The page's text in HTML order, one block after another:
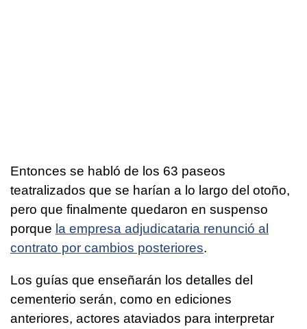
Entonces se habló de los 63 paseos
teatralizados que se harían a lo largo del otoño,
pero que finalmente quedaron en suspenso
porque la empresa adjudicataria renunció al
contrato por cambios posteriores.
Los guías que enseñarán los detalles del
cementerio serán, como en ediciones
anteriores, actores ataviados para interpretar